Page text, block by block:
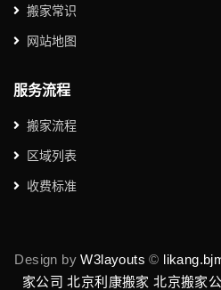
搬家常识
网站地图
服务流程
搬家流程
区域列表
收费标准
Design byW3layouts ©
家公司 北京利康搬家 北京搬家